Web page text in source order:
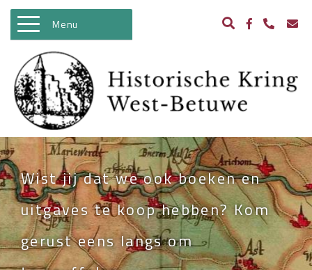
Menu
WELKOM
ACTIVITEITEN
NIEUWS
BIBLIOTHEEK
ARCHEOLOGIE
HISTORIE
BEELDBANK
Wist jij dat we ook boeken en
uitgaves te koop hebben? Kom
gerust eens langs om